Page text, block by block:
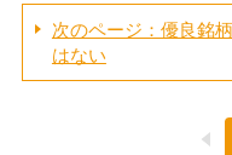
次のページ：優良銘
はない